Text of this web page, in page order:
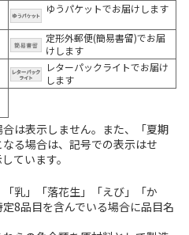
ゆうパケットでお届けします
定形外郵便(簡易書留)でお届
けします
レターパックライトでお届け
します
は表示しません。また、「夏期
る場合は、記号での表示はせ
ています。
乳」「落花生」「えび」「か
8品目を含んでいる場合に品目名